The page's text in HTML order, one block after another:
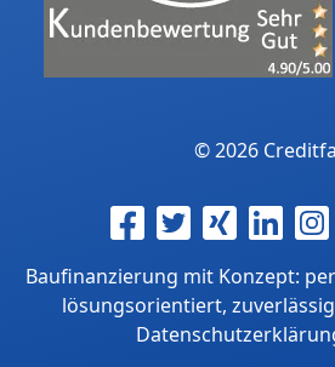
© 2026
Baufinanzierung mit Konzept:
lösungsorientiert,